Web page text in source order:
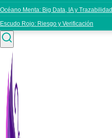
Océano Menta: Big Data, IA y Trazabilidad
Escudo Rojo: Riesgo y Verificación